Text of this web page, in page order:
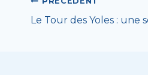
Navigation
de
Le Tour des Yoles :